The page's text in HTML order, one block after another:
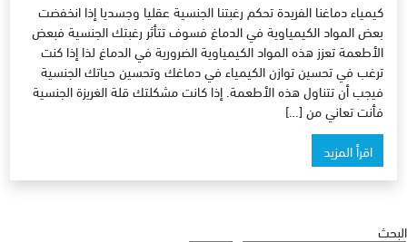
كيمياء دماغنا الفريدة تحكم رغبتنا الجنسية عقليا وجسديا إذا انخفضت
بعض المواد الكيمياوية في الدماغ فسوف تتأثر رغبتك الجنسية فبعض
الأطعمة تعزز هذه المواد الكيمياوية الضرورية في الدماغ لذا إذا كنت
ترغب في تحسين توازن الكيمياء في دماغك وتحسين حياتك الجنسية
فيجب أن تتناول هذه الأطعمة. إذا كانت مشكلتك قلة الغريزة الجنسية
فأنت تعاني من […]
اقرأ المزيد
البحث